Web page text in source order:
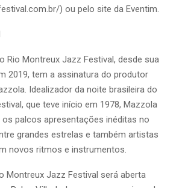
) ou pelo site da Eventim.
Rio Montreux Jazz Festival, desde sua
2019, tem a assinatura do produtor
Idealizador da noite brasileira do
que teve início em 1978, Mazzola
palcos apresentações inéditas no
grandes estrelas e também artistas
novos ritmos e instrumentos.
Montreux Jazz Festival será aberta